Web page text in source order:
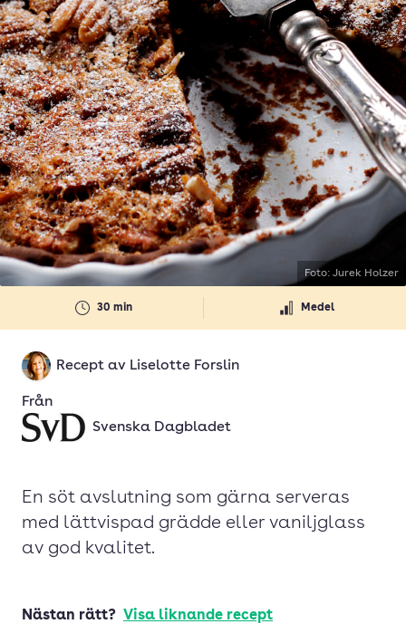
30 min Medel
Recept av Liselotte Forslin
Från
Svenska Dagbladet
En söt avslutning som gärna serveras
med lättvispad grädde eller vaniljglass
av god kvalitet.
Foto: Jurek Holzer
Nästan rätt? Visa liknande recept